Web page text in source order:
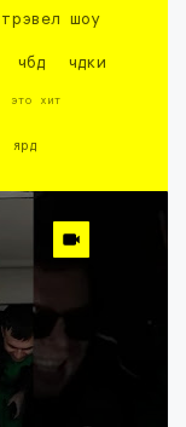
трэвел шоу
чбд чдки
это хит
ярд